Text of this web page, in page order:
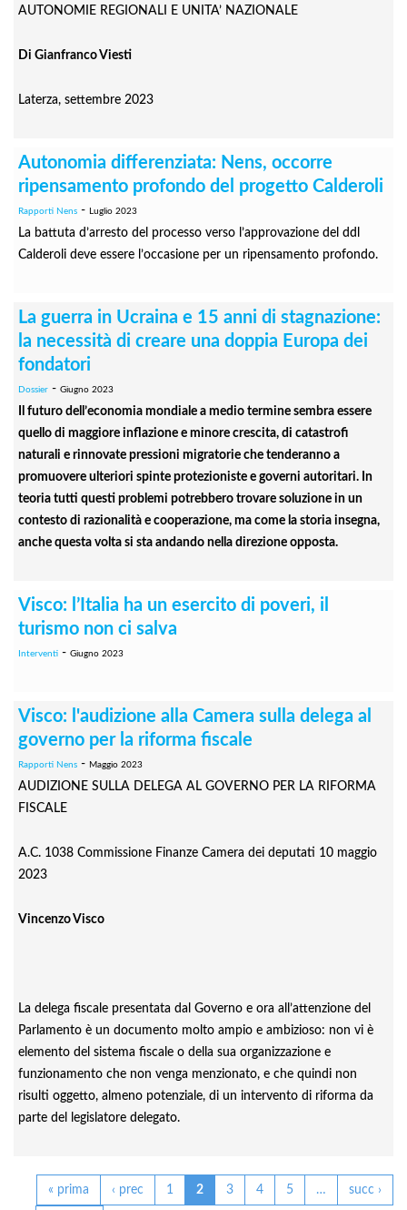
AUTONOMIE REGIONALI E UNITA’ NAZIONALE
Di Gianfranco Viesti
Laterza, settembre 2023
Autonomia differenziata: Nens, occorre
ripensamento profondo del progetto Calderoli
Rapporti Nens - Luglio 2023
La battuta d’arresto del processo verso l’approvazione del ddl
Calderoli deve essere l’occasione per un ripensamento profondo.
La guerra in Ucraina e 15 anni di stagnazione:
la necessità di creare una doppia Europa dei
fondatori
Dossier - Giugno 2023
Il futuro dell’economia mondiale a medio termine sembra essere
quello di maggiore inflazione e minore crescita, di catastrofi
naturali e rinnovate pressioni migratorie che tenderanno a
promuovere ulteriori spinte protezioniste e governi autoritari. In
teoria tutti questi problemi potrebbero trovare soluzione in un
contesto di razionalità e cooperazione, ma come la storia insegna,
anche questa volta si sta andando nella direzione opposta.
Visco: l’Italia ha un esercito di poveri, il
turismo non ci salva
Interventi - Giugno 2023
Visco: l'audizione alla Camera sulla delega al
governo per la riforma fiscale
Rapporti Nens - Maggio 2023
AUDIZIONE SULLA DELEGA AL GOVERNO PER LA RIFORMA
FISCALE
A.C. 1038 Commissione Finanze Camera dei deputati 10 maggio
2023
Vincenzo Visco
La delega fiscale presentata dal Governo e ora all’attenzione del
Parlamento è un documento molto ampio e ambizioso: non vi è
elemento del sistema fiscale o della sua organizzazione e
funzionamento che non venga menzionato, e che quindi non
risulti oggetto, almeno potenziale, di un intervento di riforma da
parte del legislatore delegato.
Pagine
« prima ‹ prec 1 2 3 4 5 … succ ›